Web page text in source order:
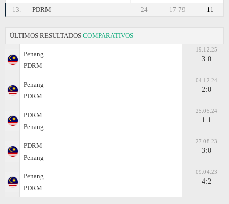
13.
PDRM 11
17-79
24
ÚLTIMOS RESULTADOS COMPARATIVOS
Penang
PDRM
19.12.25
3:0
Penang
PDRM
04.12.24
2:0
PDRM
Penang
25.05.24
1:1
PDRM
Penang
27.08.23
3:0
Penang
PDRM
09.04.23
4:2